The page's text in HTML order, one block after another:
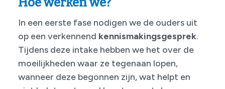
In een eerste fase nodigen we de ouders uit
op een verkennend kennismakingsgesprek.
Tijdens deze intake hebben we het over de
moeilijkheden waar ze tegenaan lopen,
wanneer deze begonnen zijn, wat helpt en